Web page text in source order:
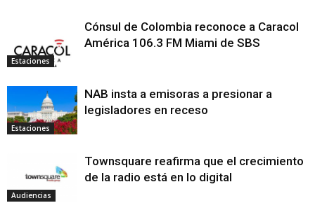
Estaciones
Cónsul de Colombia reconoce a Caracol
América 106.3 FM Miami de SBS
Estaciones
NAB insta a emisoras a presionar a
legisladores en receso
Audiencias
Townsquare reafirma que el crecimiento
de la radio está en lo digital